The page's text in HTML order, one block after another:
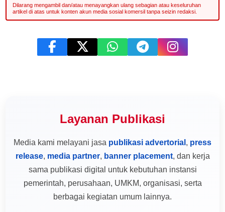
Layanan Publikasi
Media kami melayani jasa publikasi advertorial , press
release, media partner, banner placement, dan kerja
sama publikasi digital untuk kebutuhan instansi
pemerintah, perusahaan, UMKM, organisasi, serta
berbagai kegiatan umum lainnya.